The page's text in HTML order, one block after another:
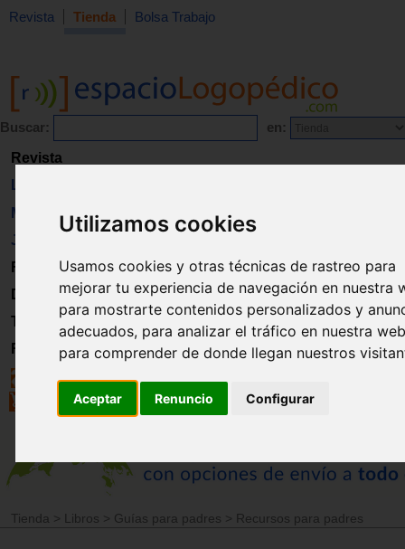
Utilizamos cookies
Usamos cookies y otras técnicas de rastreo para
mejorar tu experiencia de navegación en nuestra
para mostrarte contenidos personalizados y
adecuados, para analizar el tráfico en nuestra
para comprender de donde llegan nuestros
Aceptar Renuncio Configurar
Revista Tienda Bolsa Trabajo
Buscar: en:
Revista
Libros
Material
Juguetes
Formación
Directorio
Trabajo
Registro
Tienda > Libros > Guías para padres > Recursos para padres